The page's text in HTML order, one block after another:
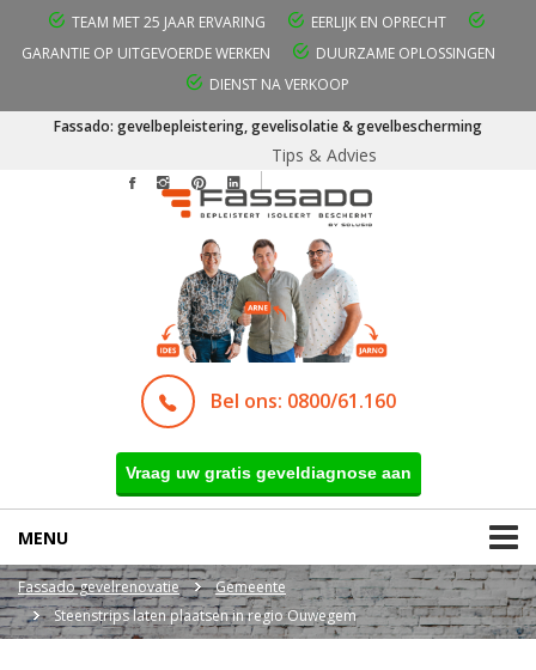
TEAM MET 25 JAAR ERVARING
EERLIJK EN OPRECHT
GARANTIE OP UITGEVOERDE WERKEN
DUURZAME OPLOSSINGEN
DIENST NA VERKOOP
Fassado: gevelbepleistering, gevelisolatie & gevelbescherming
Tips & Advies
Bel ons: 0800/61.160
Vraag uw gratis geveldiagnose aan
MENU
Fassado gevelrenovatie
Gemeente
Steenstrips laten plaatsen in regio Ouwegem